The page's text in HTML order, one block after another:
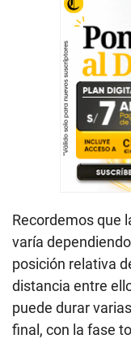
Recordemos que
varía
posición relativa
distancia entre
puede durar
final, con la fase